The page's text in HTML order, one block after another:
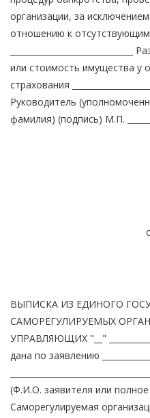
организации, за
отношению к
или стоимость имущества у
страхования
Руководитель
фамилия) (подпись) М.П.
ВЫПИСКА ИЗ ЕДИНОГО
САМОРЕГУЛИРУЕМЫХ
УПРАВЛЯЮЩИХ "__"
дана по заявлению
(Ф.И.О. заявителя или
Саморегулируемая